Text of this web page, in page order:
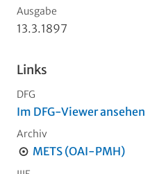
Ausgabe
13.3.1897
Links
DFG
Im DFG-Viewer ansehen
Archiv
METS (OAI-PMH)